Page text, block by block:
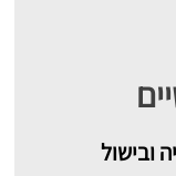
ובישול